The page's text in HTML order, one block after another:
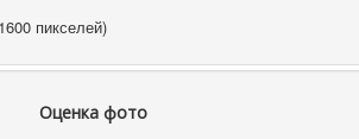
пикселей)
Оценка фото